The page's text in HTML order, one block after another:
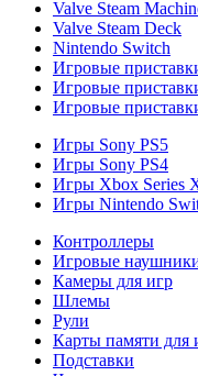
Valve Steam
Valve Steam Deck
Nintendo Switch
Игровые
Игровые
Игровые
Игры Sony PS5
Игры Sony PS4
Игры Xbox Series
Игры Nintendo
Контроллеры
Игровые
Камеры для игр
Шлемы
Рули
Карты памяти для
Подставки